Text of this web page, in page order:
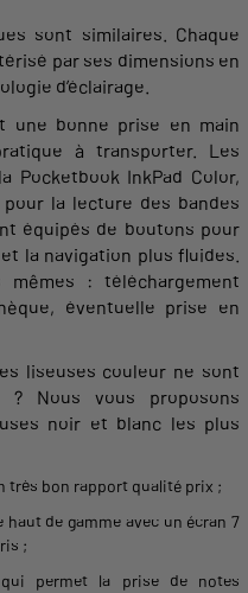
sont similaires. Chaque
par ses dimensions en
d’éclairage.
une bonne prise en main
à transporter. Les
Pocketbook InkPad Color,
la lecture des bandes
équipés de boutons pour
et la navigation plus fluides.
: téléchargement
éventuelle prise en
liseuses couleur ne sont
? Nous vous proposons
noir et blanc les plus
très bon rapport qualité prix ;
haut de gamme avec un écran 7
;
permet la prisede notes